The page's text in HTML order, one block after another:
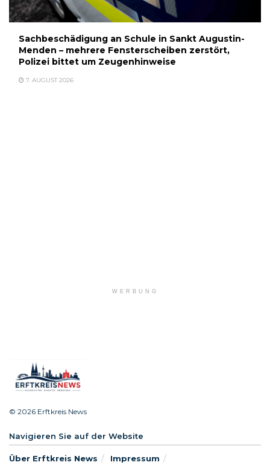
Sachbeschädigung an Schule in Sankt Augustin-
Menden – mehrere Fensterscheiben zerstört,
Polizei bittet um Zeugenhinweise
7. AUGUST 2026
WERBUNG
© 2026 Erftkreis News
Navigieren Sie auf der Website
Über Erftkreis News Impressum